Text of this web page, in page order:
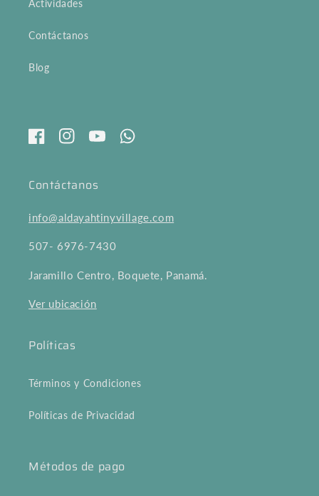
Actividades
Contáctanos
Blog
FacebookInstagramYouTubeWhatsapp
Contáctanos
info@aldayahtinyvillage.com
507- 6976-7430
Jaramillo Centro, Boquete, Panamá.
Ver ubicación
Políticas
Términos y Condiciones
Políticas de Privacidad
Métodos de pago